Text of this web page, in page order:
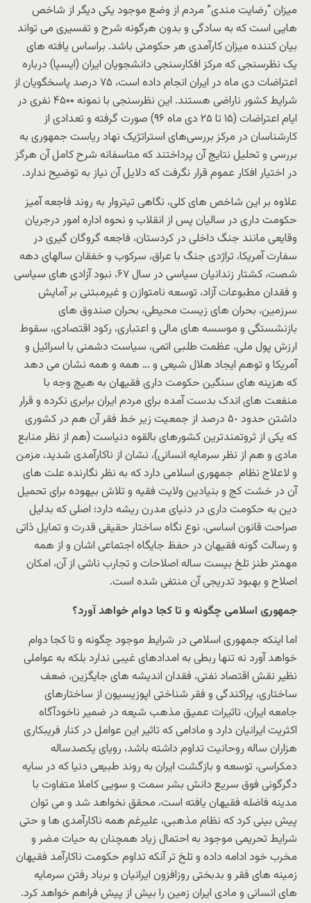
میزان “رضایت مندى” مردم از وضع موجود یکى دیگر از شاخص
هایى است که به سادگى و بدون هرگونه شرح و تفسیرى مى تواند
بیان کننده میزان کارآمدى هر حکومتى باشد. براساس یافته ‌های
یک نظرسنجی که مرکز افکارسنجی دانشجویان ایران (ایسپا) درباره
اعتراضات دی ماه در ایران انجام داده است، ۷۵ درصد پاسخگویان از
شرایط کشور ناراضی هستند. این نظرسنجی با نمونه ۴۵۰۰ نفری در
ایام اعتراضات (۱۵ تا ۲۵ دی ماه ٩۶) صورت گرفته و تعدادی از
کارشناسان در مرکز بررسی‌های استراتژیک نهاد ریاست جمهوری به
بررسی و تحلیل نتایج آن پرداختند که متاسفانه شرح کامل آن هرگز
در اختیار افکار عموم قرار نگرفت که دلایل آن نیاز به توضیح ندارد.
علاوه بر این شاخص هاى کلى، نگاهى تیتروار به روند فاجعه آمیز
حکومت دارى در سالیان پس از انقلاب و نحوه اداره امور درجریان
وقایعى مانند جنگ داخلى در کردستان، فاجعه گروگان گیرى در
سفارت آمریکا، تراژدى جنگ با عراق، سرکوب و خفقان سالهاى دهه
شصت، کشتار زندانیان سیاسى در سال ۶٧، نبود آزادى هاى سیاسى
و فقدان مطبوعات آزاد، توسعه نامتوازن و غیرمبتنى بر آمایش
سرزمین، بحران هاى زیست محیطى، بحران صندوق هاى
بازنشستگى و موسسه هاى مالى و اعتبارى، رکود اقتصادى، سقوط
ارزش پول ملى، عظمت طلبى اتمى، سیاست دشمنى با اسرائیل و
آمریکا و توهم ایجاد هلال شیعى و … همه و همه نشان مى دهد
که هزینه هاى سنگین حکومت دارى فقیهان به هیچ وجه با
منفعت هاى اندک بدست آمده براى مردم ایران برابرى نکرده و قرار
داشتن حدود ۵٠ درصد از جمعیت زیر خط فقر آن هم در کشورى
که یکى از ثروتمندترین کشورهاى بالقوه دنیاست (هم از نظر منابع
مادى و هم از نظر سرمایه انسانى)، نشان از ناکارآمدى شدید، مزمن
و لاعلاج نظام جمهورى اسلامى دارد که به نظر نگارنده علت هاى
آن در خشت کج و بنیادین ولایت فقیه و تلاش بیهوده براى تحمیل
دین به حکومت دارى در دنیاى مدرن ریشه دارد؛ اصلى که بدلیل
صراحت قانون اساسى، نوع نگاه ساختار حقیقى قدرت و تمایل ذاتى
و رسالت گونه فقیهان در حفظ جایگاه اجتماعى اشان و از همه
مهمتر طنز تلخ بیست ساله اصلاحات و تجارب ناشى از آن، امکان
اصلاح و بهبود تدریجى آن منتفى شده است.
جمهوری اسلامی چگونه و تا کجا دوام خواهد آورد؟
اما اینکه جمهورى اسلامى در شرایط موجود چگونه و تا کجا دوام
خواهد آورد نه تنها ربطى به امدادهاى غیبى ندارد بلکه به عواملى
نظیر نقش اقتصاد نفتى، فقدان اندیشه هاى جایگزین، ضعف
ساختارى، پراکندگى و فقر شناختى اپوزیسیون از ساختارهاى
جامعه ایران، تاثیرات عمیق مذهب شیعه در ضمیر ناخودآگاه
اکثریت ایرانیان دارد و مادامی که تاثیر این عوامل در کنار فریبکارى
هزاران ساله روحانیت تداوم داشته باشد، رویاى یکصدساله
دمکراسى، توسعه و بازگشت ایران به روند طبیعى دنیا که در سایه
دگرگونى فوق سریع دانش بشر سمت و سویى کاملا متفاوت با
مدینه فاضله فقیهان یافته است، محقق نخواهد شد و مى توان
پیش بینى کرد که نظام مذهبى، علیرغم همه ناکارآمدى ها و حتى
شرایط تحریمى موجود به احتمال زیاد همچنان به حیات مضر و
مخرب خود ادامه داده و تلخ تر آنکه تداوم حکومت ناکارآمد فقیهان
زمینه هاى فقر و بدبختى روزافزون ایرانیان و برباد رفتن سرمایه
هاى انسانى و مادى ایران زمین را بیش از پیش فراهم خواهد کرد.